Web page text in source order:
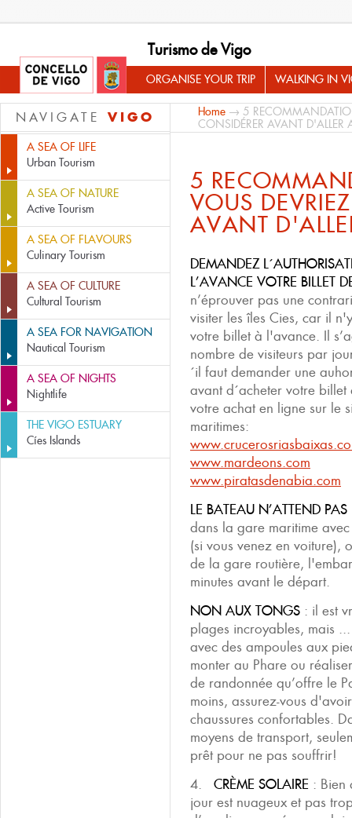
Turismo de Vigo
ORGANISE YOUR TRIP WALKING IN
NAVIGATE VIGO
A SEA OF LIFE
Urban Tourism
A SEA OF NATURE
Active Tourism
A SEA OF FLAVOURS
Culinary Tourism
A SEA OF CULTURE
Cultural Tourism
A SEA FOR NAVIGATION
Nautical Tourism
A SEA OF NIGHTS
Nightlife
THE VIGO ESTUARY
Cíes Islands
Home → 5
CONSIDÉRER AVANT D'ALLER
5
VOUS
AVANT
DEMANDEZ
L’AVANCE VOTRE BILLET
n’éprouver pas une
visiter les îles Cies, car il
votre billet à l'avance. Il
nombre de visiteurs par
´il faut demander une
avant d´acheter votre
votre achat en ligne sur le
maritimes:
www.mardeons.com
www.piratasdenabia.com
LE BATEAU N’ATTEND PAS
dans la gare maritime
(si vous venez en
de la gare routière,
minutes avant le départ.
NON AUX TONGS : il est
plages incroyables, mais
avec des ampoules aux
monter au Phare ou
de randonnée qu’offre le
moins, assurez-vous
chaussures confortables.
moyens de transport,
prêt pour ne pas souffrir!
4. CRÈME SOLAIRE : Bien
jour est nuageux et pas